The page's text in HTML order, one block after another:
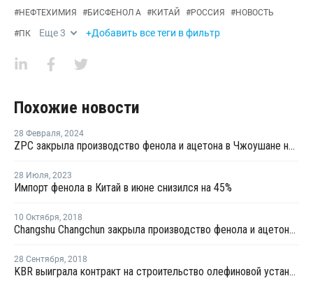
#НЕФТЕХИМИЯ #БИСФЕНОЛ А #КИТАЙ #РОССИЯ #НОВОСТЬ
#ПК Еще3 +Добавить все теги в фильтр
Похожие новости
28 Февраля, 2024
ZPC закрыла производство фенола и ацетона в Чжоушане на ремонт
28 Июля, 2023
Импорт фенола в Китай в июне снизился на 45%
10 Октября, 2018
Changshu Changchun закрыла производство фенола и ацетона на ремонт
28 Сентября, 2018
KBR выиграла контракт на строительство олефиновой установки в Китае для компании Lihuayi